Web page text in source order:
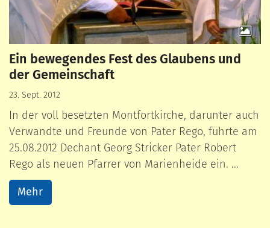
Ein bewegendes Fest des Glaubens und
der Gemeinschaft
23. Sept. 2012
In der voll besetzten Montfortkirche, darunter auch
Verwandte und Freunde von Pater Rego, führte am
25.08.2012 Dechant Georg Stricker Pater Robert
Rego als neuen Pfarrer von Marienheide ein. ...
Mehr